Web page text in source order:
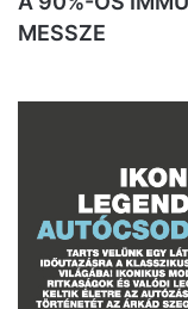
MESSZE